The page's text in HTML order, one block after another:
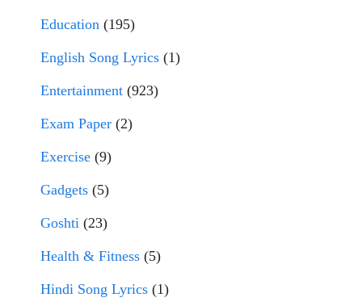
Education (195)
English Song Lyrics (1)
Entertainment (923)
Exam Paper (2)
Exercise (9)
Gadgets (5)
Goshti (23)
Health & Fitness (5)
Hindi Song Lyrics (1)